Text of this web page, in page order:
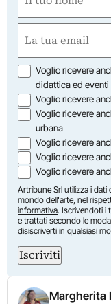
(Required)
First
(Required)
Opzioni
Voglio ricevere
didattica ed eventi
Voglio ricevere
Voglio ricevere
urbana
Voglio ricevere
Voglio ricevere
Voglio ricevere
Artribune Srl utilizza i
mondo dell'arte, nel
informativa. Iscrivendoti i
e trattati secondo le
disiscriverti in qualsiasi
Iscriviti
Margherita